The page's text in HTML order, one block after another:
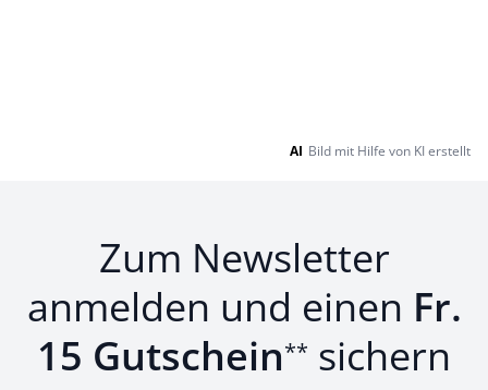
AI Bild mit Hilfe von KI erstellt
Zum Newsletter
anmelden und einen Fr.
15 Gutschein** sichern